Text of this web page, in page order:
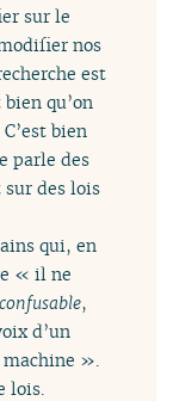
sur le
nos
est
qu’on
bien
parle des
des lois
qui, en
« il ne
confusable,
d’un
».
lois.